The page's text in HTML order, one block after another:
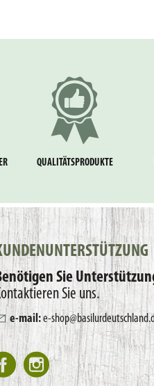
QUALITÄTSPRODUKTE
Sie
Sie uns.
e-mail:e-